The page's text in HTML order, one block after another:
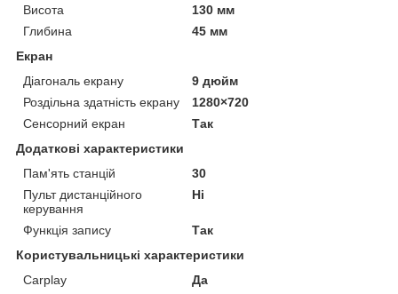
Висота
130 мм
Глибина
45 мм
Екран
Діагональ екрану
9 дюйм
Роздільна здатність екрану
1280×720
Сенсорний екран
Так
Додаткові характеристики
Пам'ять станцій
30
Пульт дистанційного
керування
Ні
Функція запису
Так
Користувальницькі характеристики
Carplay
Да